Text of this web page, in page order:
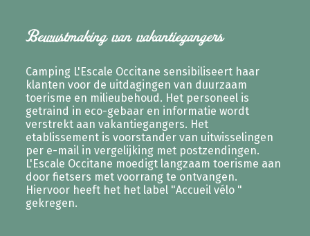
Bewustmaking van vakantiegangers
Camping L'Escale Occitane sensibiliseert haar
klanten voor de uitdagingen van duurzaam
toerisme en milieubehoud. Het personeel is
getraind in eco-gebaar en informatie wordt
verstrekt aan vakantiegangers. Het
etablissement is voorstander van uitwisselingen
per e-mail in vergelijking met postzendingen.
L'Escale Occitane moedigt langzaam toerisme aan
door fietsers met voorrang te ontvangen.
Hiervoor heeft het het label "Accueil vélo "
gekregen.